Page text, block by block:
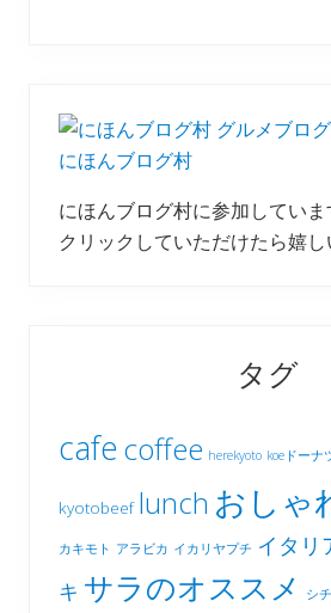
にほんブログ村
にほんブログ村に参加していま
クリックしていただけたら嬉し
タグ
cafe coffee herekyoto koeドーナ
kyotobeef lunch おしゃ
カキモト アラビカ イカリヤプチ イタリ
キ サラのオススメ シ